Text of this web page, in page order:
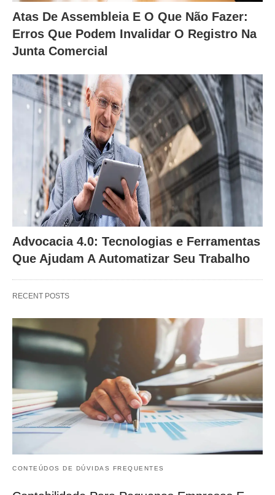
Atas De Assembleia E O Que Não Fazer:
Erros Que Podem Invalidar O Registro Na
Junta Comercial
Advocacia 4.0: Tecnologias e Ferramentas
Que Ajudam A Automatizar Seu Trabalho
RECENT POSTS
CONTEÚDOS DE DÚVIDAS FREQUENTES